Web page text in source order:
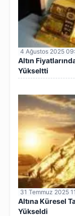
4 Ağustos 2025
Altın
Yükseltti
31 Temmuz 2025
Altına Küresel
Yükseldi